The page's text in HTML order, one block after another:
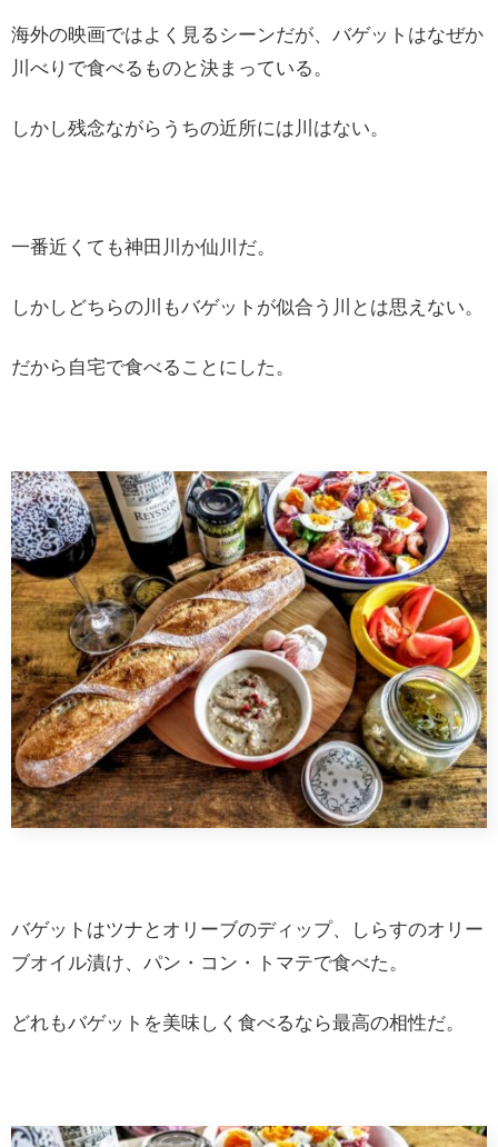
海外の映画ではよく見るシーンだが、バゲットはなぜか
川べりで食べるものと決まっている。
しかし残念ながらうちの近所には川はない。
一番近くても神田川か仙川だ。
しかしどちらの川もバゲットが似合う川とは思えない。
だから自宅で食べることにした。
バゲットはツナとオリーブのディップ、しらすのオリー
ブオイル漬け、パン・コン・トマテで食べた。
どれもバゲットを美味しく食べるなら最高の相性だ。